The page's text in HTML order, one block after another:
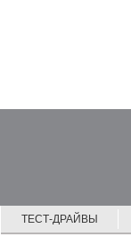
ТЕСТ-ДРАЙВЫ